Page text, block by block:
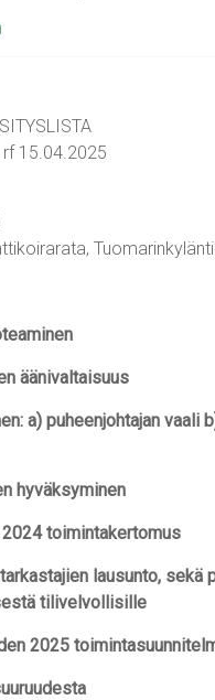
15.04.2025
äänivaltaisuus
a) puheenjohtajan
hyväksyminen
toimintakertomus
lausunto,
tilivelvollisille
2025